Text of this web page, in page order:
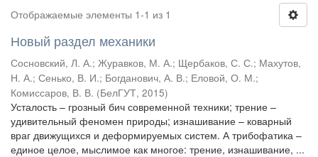
Отображаемые элементы 1-1 из 1
Новый раздел механики
Сосновский, Л. А.; Журавков, М. А.; Щербаков, С. С.; Махутов,
Н. А.; Сенько, В. И.; Богданович, А. В.; Еловой, О. М.;
Комиссаров, В. В. (БелГУТ, 2015)
Усталость – грозный бич современной техники; трение –
удивительный феномен природы; изнашивание – коварный
враг движущихся и деформируемых систем. А трибофатика –
единое целое, мыслимое как многое: трение, изнашивание, ...